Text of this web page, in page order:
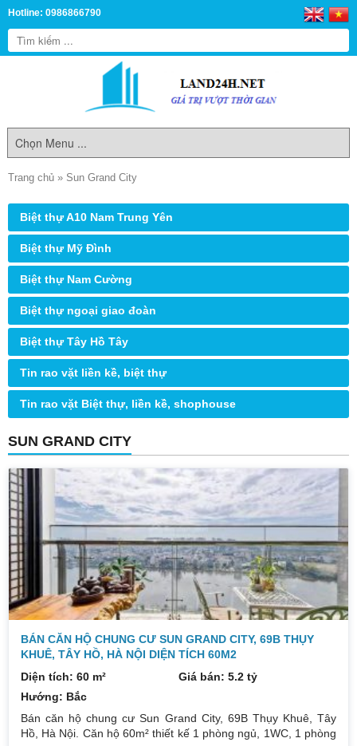
Hotline: 0986866790
Trang chủ » Sun Grand City
Biệt thự A10 Nam Trung Yên
Biệt thự Mỹ Đình
Biệt thự Nam Cường
Biệt thự ngoại giao đoàn
Biệt thự Tây Hồ Tây
Tin rao vặt liền kề, biệt thự
Tin rao vặt Biệt thự, liền kề, shophouse
SUN GRAND CITY
BÁN CĂN HỘ CHUNG CƯ SUN GRAND CITY, 69B THỤY
KHUÊ, TÂY HỒ, HÀ NỘI DIỆN TÍCH 60M2
Diện tích: 60 m²
Giá bán: 5.2 tỷ
Hướng: Bắc
Bán căn hộ chung cư Sun Grand City, 69B Thụy Khuê, Tây
Hồ, Hà Nội. Căn hộ 60m² thiết kế 1 phòng ngủ, 1WC, 1 phòng